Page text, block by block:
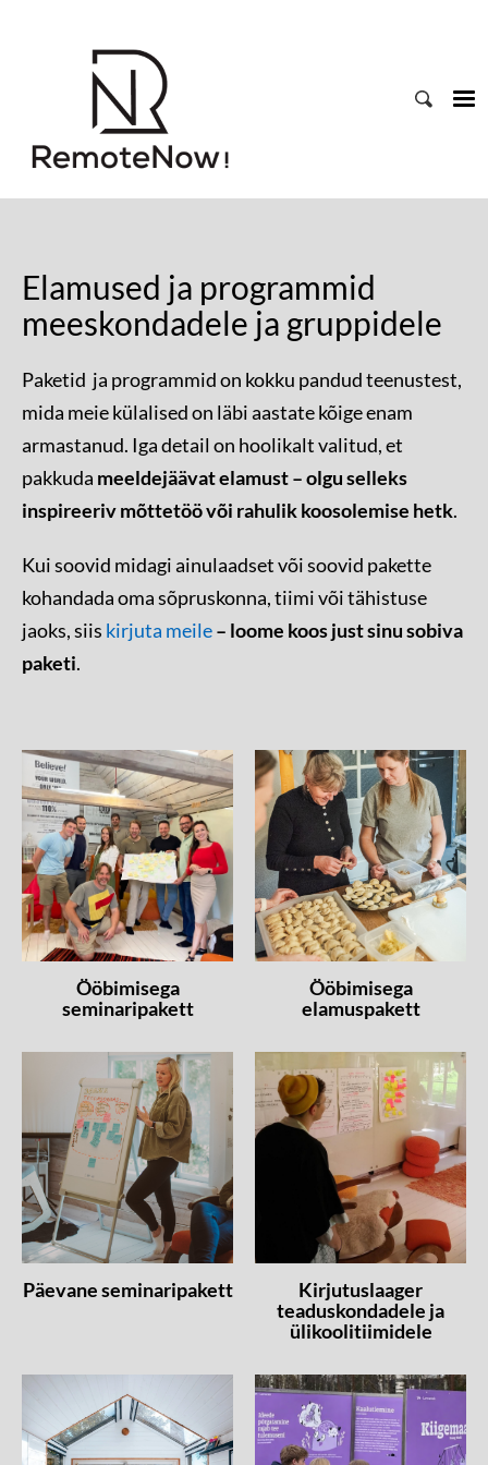
Elamused ja programmid
meeskondadele ja gruppidele
Paketid ja programmid on kokku pandud teenustest,
mida meie külalised on läbi aastate kõige enam
armastanud. Iga detail on hoolikalt valitud, et
pakkuda meeldejäävat elamust – olgu selleks
inspireeriv mõttetöö või rahulik koosolemise hetk.
Kui soovid midagi ainulaadset või soovid pakette
kohandada oma sõpruskonna, tiimi või tähistuse
jaoks, siis kirjuta meile– loome koos just sinu sobiva
paketi.
Ööbimisega
seminaripakett
Ööbimisega
elamuspakett
Päevane seminaripakett
Kirjutuslaager
teaduskondadele ja
ülikoolitiimidele